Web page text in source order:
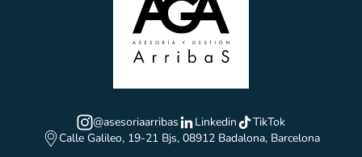
@asesoriaarribas Linkedin
TikTok
Calle Galileo, 19-21 Bjs, 08912 Badalona, Barcelona